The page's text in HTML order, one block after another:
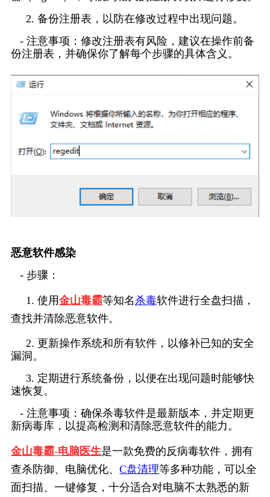
2. 备份注册表，以防在修改过程中出现问题。
- 注意事项：修改注册表有风险，建议在操作前备
份注册表，并确保你了解每个步骤的具体含义。
恶意软件感染
- 步骤：
1. 使用金山毒霸等知名 杀毒软件进行全盘扫描，
查找并清除恶意软件。
2. 更新操作系统和所有软件，以修补已知的安全
漏洞。
3. 定期进行系统备份，以便在出现问题时能够快
速恢复。
- 注意事项：确保杀毒软件是最新版本，并定期更
新病毒库，以提高检测和清除恶意软件的能力。
金山毒霸-电脑医生是一款免费的反病毒软件，拥有
查杀防御、电脑优化、 C盘清理等多种功能，可以全
面扫描、一键修复，十分适合对电脑不太熟悉的新